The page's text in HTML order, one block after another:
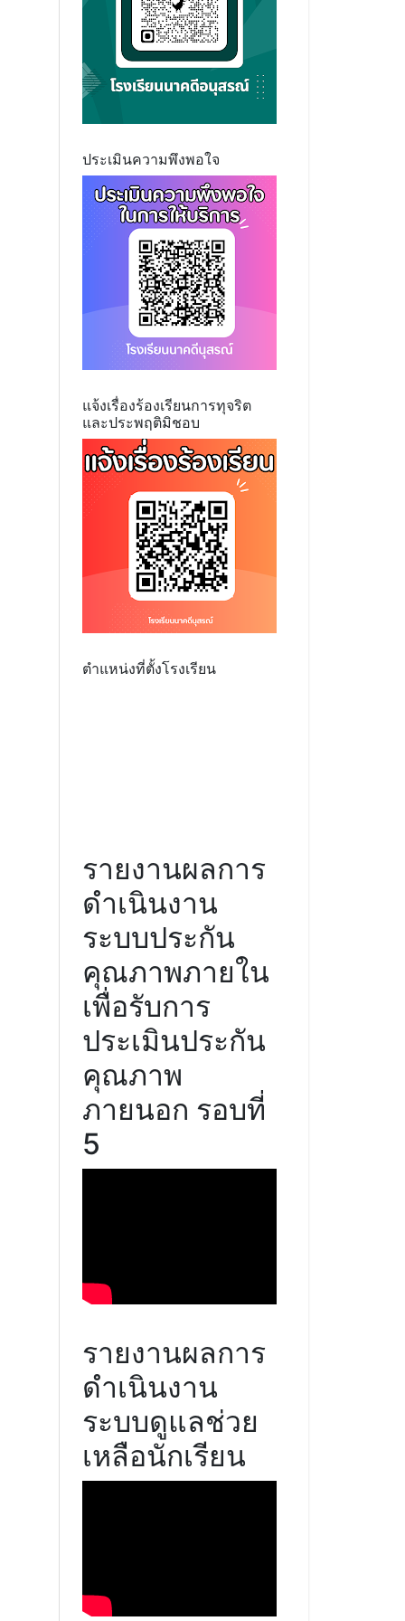
ประเมินความพึงพอใจ
แจ้งเรื่องร้องเรียนการทุจริต
และประพฤติมิชอบ
ตำแหน่งที่ตั้งโรงเรียน
รายงานผลการ
ดำเนินงาน
ระบบประกัน
คุณภาพภายใน
เพื่อรับการ
ประเมินประกัน
คุณภาพ
ภายนอก รอบที่
5
รายงานผลการ
ดำเนินงาน
ระบบดูแลช่วย
เหลือนักเรียน